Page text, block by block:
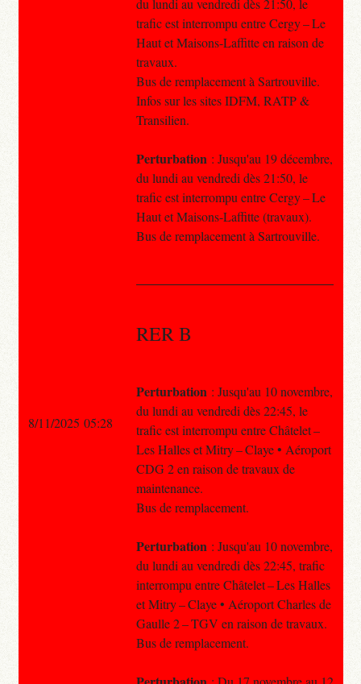
du lundi au vendredi dès 21:50, le
trafic est interrompu entre Cergy – Le
Haut et Maisons-Laffitte en raison de
travaux.
Bus de remplacement à Sartrouville.
Infos sur les sites IDFM, RATP &
Transilien.
Perturbation : Jusqu'au 19 décembre,
du lundi au vendredi dès 21:50, le
trafic est interrompu entre Cergy – Le
Haut et Maisons-Laffitte (travaux).
Bus de remplacement à Sartrouville.
RER B
Perturbation : Jusqu'au 10 novembre,
du lundi au vendredi dès 22:45, le
trafic est interrompu entre Châtelet –
Les Halles et Mitry – Claye • Aéroport
CDG 2 en raison de travaux de
maintenance.
Bus de remplacement.
Perturbation : Jusqu'au 10 novembre,
du lundi au vendredi dès 22:45, trafic
interrompu entre Châtelet – Les Halles
et Mitry – Claye • Aéroport Charles de
Gaulle 2 – TGV en raison de travaux.
Bus de remplacement.
8/11/2025 05:28